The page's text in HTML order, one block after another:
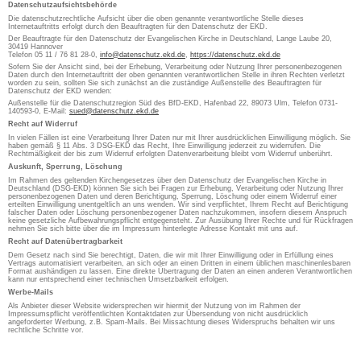
Datenschutzaufsichtsbehörde
Die datenschutzrechtliche Aufsicht über die oben genannte verantwortliche Stelle dieses
Internetauftritts erfolgt durch den Beauftragten für den Datenschutz der EKD.
Der Beauftragte für den Datenschutz der Evangelischen Kirche in Deutschland, Lange Laube 20,
30419 Hannover
Telefon 05 11 / 76 81 28-0, info@datenschutz.ekd.de, https://datenschutz.ekd.de
Sofern Sie der Ansicht sind, bei der Erhebung, Verarbeitung oder Nutzung Ihrer personenbezogenen
Daten durch den Internetauftritt der oben genannten verantwortlichen Stelle in ihren Rechten verletzt
worden zu sein, sollten Sie sich zunächst an die zuständige Außenstelle des Beauftragten für
Datenschutz der EKD wenden:
Außenstelle für die Datenschutzregion Süd des BfD-EKD, Hafenbad 22, 89073 Ulm, Telefon 0731-
140593-0, E-Mail: sued@datenschutz.ekd.de
Recht auf Widerruf
In vielen Fällen ist eine Verarbeitung Ihrer Daten nur mit Ihrer ausdrücklichen Einwilligung möglich. Sie
haben gemäß § 11 Abs. 3 DSG-EKD das Recht, Ihre Einwilligung jederzeit zu widerrufen. Die
Rechtmäßigkeit der bis zum Widerruf erfolgten Datenverarbeitung bleibt vom Widerruf unberührt.
Auskunft, Sperrung, Löschung
Im Rahmen des geltenden Kirchengesetzes über den Datenschutz der Evangelischen Kirche in
Deutschland (DSG-EKD) können Sie sich bei Fragen zur Erhebung, Verarbeitung oder Nutzung Ihrer
personenbezogenen Daten und deren Berichtigung, Sperrung, Löschung oder einem Widerruf einer
erteilten Einwilligung unentgeltlich an uns wenden. Wir sind verpflichtet, Ihrem Recht auf Berichtigung
falscher Daten oder Löschung personenbezogener Daten nachzukommen, insofern diesem Anspruch
keine gesetzliche Aufbewahrungspflicht entgegensteht. Zur Ausübung Ihrer Rechte und für Rückfragen
nehmen Sie sich bitte über die im Impressum hinterlegte Adresse Kontakt mit uns auf.
Recht auf Datenübertragbarkeit
Dem Gesetz nach sind Sie berechtigt, Daten, die wir mit Ihrer Einwilligung oder in Erfüllung eines
Vertrags automatisiert verarbeiten, an sich oder an einen Dritten in einem üblichen maschinenlesbaren
Format aushändigen zu lassen. Eine direkte Übertragung der Daten an einen anderen Verantwortlichen
kann nur entsprechend einer technischen Umsetzbarkeit erfolgen.
Werbe-Mails
Als Anbieter dieser Website widersprechen wir hiermit der Nutzung von im Rahmen der
Impressumspflicht veröffentlichten Kontaktdaten zur Übersendung von nicht ausdrücklich
angeforderter Werbung, z.B. Spam-Mails. Bei Missachtung dieses Widerspruchs behalten wir uns
rechtliche Schritte vor.